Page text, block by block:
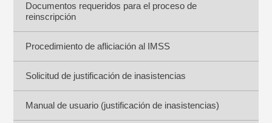
Documentos requeridos para el proceso de
reinscripción
Procedimiento de afliciación al IMSS
Solicitud de justificación de inasistencias
Manual de usuario (justificación de inasistencias)